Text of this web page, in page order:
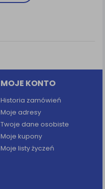
MOJE KONTO
Historia zamówień
Moje adresy
Twoje dane osobiste
Moje kupony
Moje listy życzeń